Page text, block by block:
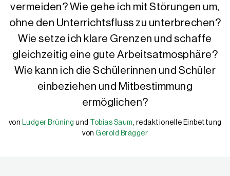
vermeiden? Wie gehe ich mit Störungen um,
ohne den Unterrichtsfluss zu unterbrechen?
Wie setze ich klare Grenzen und schaffe
gleichzeitig eine gute Arbeitsatmosphäre?
Wie kann ich die Schülerinnen und Schüler
einbeziehen und Mitbestimmung
ermöglichen?
von Ludger Brüning und
Tobias Saum, redaktionelle Einbettung
von Gerold Brägger